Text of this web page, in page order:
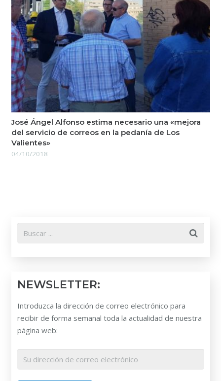
José Ángel Alfonso estima necesario una «mejora
del servicio de correos en la pedanía de Los
Valientes»
04/10/2018
NEWSLETTER:
Introduzca la dirección de correo electrónico para
recibir de forma semanal toda la actualidad de nuestra
página web: